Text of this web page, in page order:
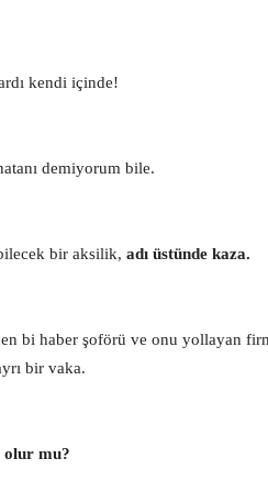
kendi içinde!
demiyorum bile.
bir aksilik, adı üstünde kaza.
bi haber şoförü ve onu yollayan
bir vaka.
olur mu?